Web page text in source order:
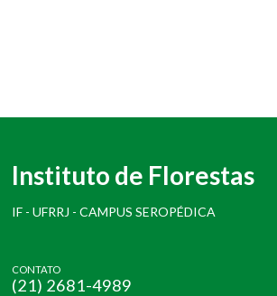
Instituto de Florestas
IF - UFRRJ - CAMPUS SEROPÉDICA
CONTATO
(21) 2681-4989